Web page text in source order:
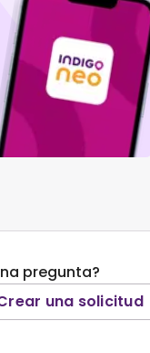
pregunta?
una solicitud